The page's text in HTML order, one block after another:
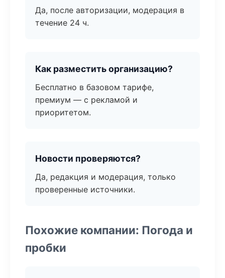
Да, после авторизации, модерация в
течение 24 ч.
Как разместить организацию?
Бесплатно в базовом тарифе,
премиум — с рекламой и
приоритетом.
Новости проверяются?
Да, редакция и модерация, только
проверенные источники.
Похожие компании: Погода и
пробки